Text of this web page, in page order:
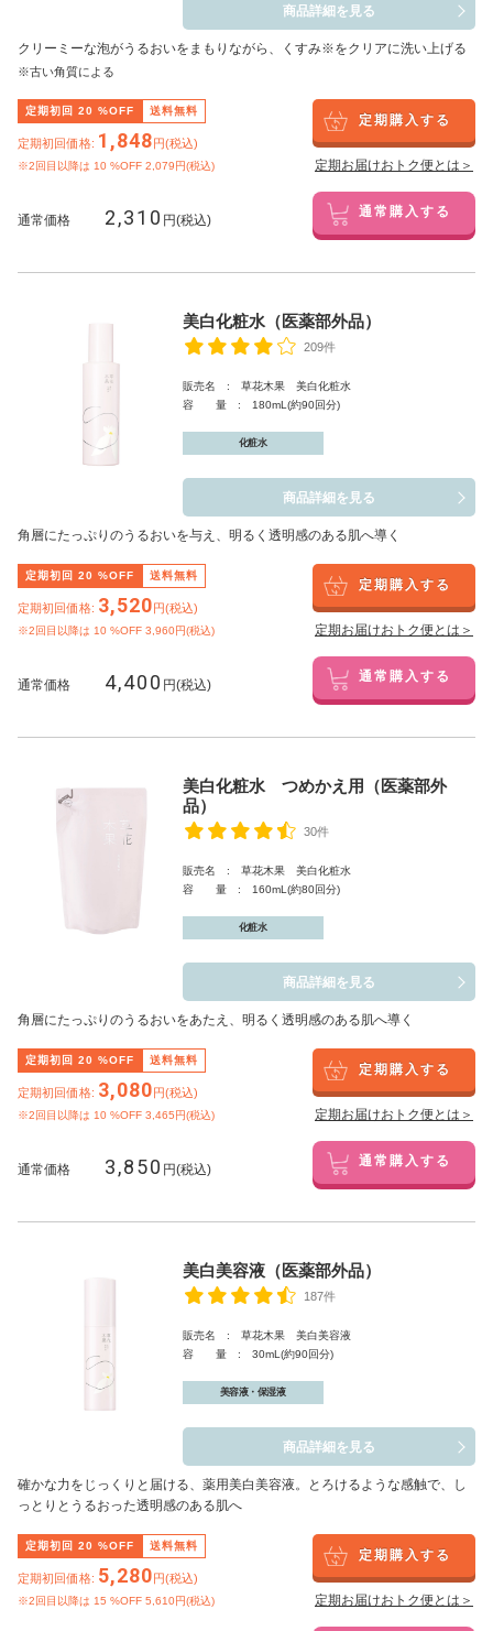
商品詳細を見る
クリーミーな泡がうるおいをまもりながら、くすみ※をクリアに洗い上げる
※古い角質による
定期初回 20 %OFF 送料無料
定期初回価格: 1,848円(税込)
※2回目以降は 10 %OFF 2,079円(税込)
定期購入する
定期お届けおトク便とは＞
通常価格 2,310 円(税込) 通常購入する
美白化粧水（医薬部外品）
209件
販売名 : 草花木果 美白化粧水
容 量 : 180mL(約90回分)
化粧水
商品詳細を見る
角層にたっぷりのうるおいを与え、明るく透明感のある肌へ導く
定期初回 20 %OFF 送料無料
定期初回価格: 3,520円(税込)
※2回目以降は 10 %OFF 3,960円(税込)
定期購入する
定期お届けおトク便とは＞
通常価格 4,400 円(税込) 通常購入する
美白化粧水 つめかえ用（医薬部外
品）
30件
販売名 : 草花木果 美白化粧水
容 量 : 160mL(約80回分)
化粧水
商品詳細を見る
角層にたっぷりのうるおいをあたえ、明るく透明感のある肌へ導く
定期初回 20 %OFF 送料無料
定期初回価格: 3,080円(税込)
※2回目以降は 10 %OFF 3,465円(税込)
定期購入する
定期お届けおトク便とは＞
通常価格 3,850 円(税込) 通常購入する
美白美容液（医薬部外品）
187件
販売名 : 草花木果 美白美容液
容 量 : 30mL(約90回分)
美容液・保湿液
商品詳細を見る
確かな力をじっくりと届ける、薬用美白美容液。とろけるような感触で、し
っとりとうるおった透明感のある肌へ
定期初回 20 %OFF 送料無料
定期初回価格: 5,280円(税込)
※2回目以降は 15 %OFF 5,610円(税込)
定期購入する
定期お届けおトク便とは＞